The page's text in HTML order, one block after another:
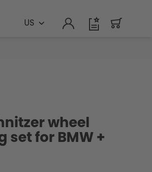
US
wheel
set for BMW +